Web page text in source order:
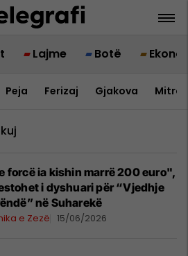
Lajme Botë
Peja Ferizaj Gjakova
forcë ia kishin marrë 200 euro",
i dyshuari për “Vjedhje
në Suharekë
e Zezë 15/06/2026